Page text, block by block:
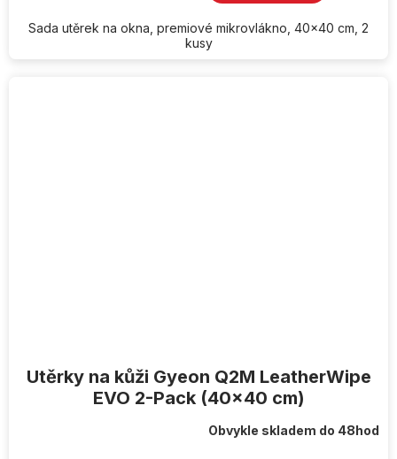
Sada utěrek na okna, premiové mikrovlákno, 40x40 cm, 2
kusy
Utěrky na kůži Gyeon Q2M LeatherWipe
EVO 2-Pack (40x40 cm)
Obvykle skladem do 48hod